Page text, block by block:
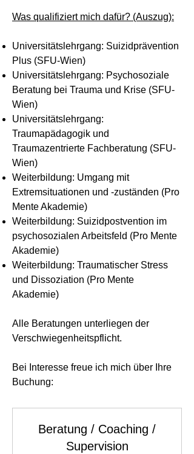
Was qualifiziert mich dafür? (Auszug):
Universitätslehrgang: Suizidprävention
Plus (SFU-Wien)
Universitätslehrgang: Psychosoziale
Beratung bei Trauma und Krise (SFU-
Wien)
Universitätslehrgang:
Traumapädagogik und
Traumazentrierte Fachberatung (SFU-
Wien)
Weiterbildung: Umgang mit
Extremsituationen und -zuständen (Pro
Mente Akademie)
Weiterbildung: Suizidpostvention im
psychosozialen Arbeitsfeld (Pro Mente
Akademie)
Weiterbildung: Traumatischer Stress
und Dissoziation (Pro Mente
Akademie)
Alle Beratungen unterliegen der
Verschwiegenheitspflicht.
Bei Interesse freue ich mich über Ihre
Buchung:
Beratung / Coaching /
Supervision